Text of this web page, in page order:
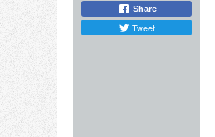
Share
Tweet